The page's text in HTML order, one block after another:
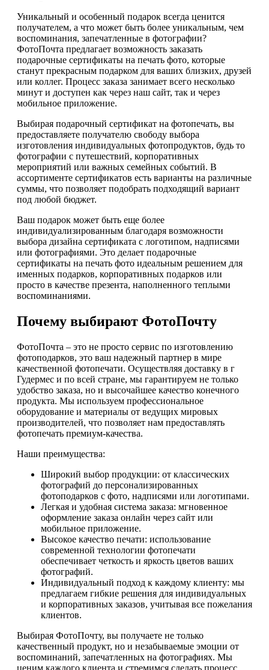
Уникальный и особенный подарок всегда ценится
получателем, а что может быть более уникальным, чем
воспоминания, запечатленные в фотографии?
ФотоПочта предлагает возможность заказать
подарочные сертификаты на печать фото, которые
станут прекрасным подарком для ваших близких, друзей
или коллег. Процесс заказа занимает всего несколько
минут и доступен как через наш сайт, так и через
мобильное приложение.
Выбирая подарочный сертификат на фотопечать, вы
предоставляете получателю свободу выбора
изготовления индивидуальных фотопродуктов, будь то
фотографии с путешествий, корпоративных
мероприятий или важных семейных событий. В
ассортименте сертификатов есть варианты на различные
суммы, что позволяет подобрать подходящий вариант
под любой бюджет.
Ваш подарок может быть еще более
индивидуализированным благодаря возможности
выбора дизайна сертификата с логотипом, надписями
или фотографиями. Это делает подарочные
сертификаты на печать фото идеальным решением для
именных подарков, корпоративных подарков или
просто в качестве презента, наполненного теплыми
воспоминаниями.
Почему выбирают ФотоПочту
ФотоПочта – это не просто сервис по изготовлению
фотоподарков, это ваш надежный партнер в мире
качественной фотопечати. Осуществляя доставку в г
Гудермес и по всей стране, мы гарантируем не только
удобство заказа, но и высочайшее качество конечного
продукта. Мы используем профессиональное
оборудование и материалы от ведущих мировых
производителей, что позволяет нам предоставлять
фотопечать премиум-качества.
Наши преимущества:
Широкий выбор продукции: от классических
фотографий до персонализированных
фотоподарков с фото, надписями или логотипами.
Легкая и удобная система заказа: мгновенное
оформление заказа онлайн через сайт или
мобильное приложение.
Высокое качество печати: использование
современной технологии фотопечати
обеспечивает четкость и яркость цветов ваших
фотографий.
Индивидуальный подход к каждому клиенту: мы
предлагаем гибкие решения для индивидуальных
и корпоративных заказов, учитывая все пожелания
клиентов.
Выбирая ФотоПочту, вы получаете не только
качественный продукт, но и незабываемые эмоции от
воспоминаний, запечатленных на фотографиях. Мы